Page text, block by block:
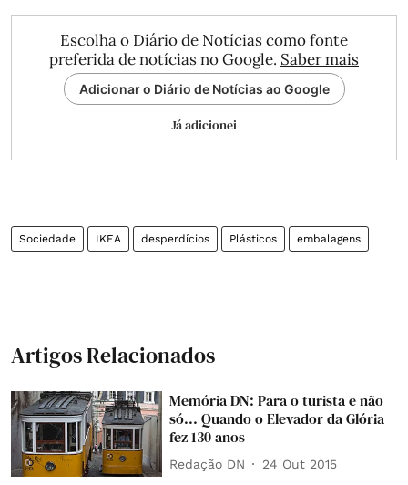
Escolha o Diário de Notícias como fonte
preferida de notícias no Google. Saber mais
Adicionar o Diário de Notícias ao Google
Já adicionei
Sociedade IKEA desperdícios Plásticos embalagens
Artigos Relacionados
Memória DN: Para o turista e não
só... Quando o Elevador da Glória
fez 130 anos
Redação DN 24 Out 2015